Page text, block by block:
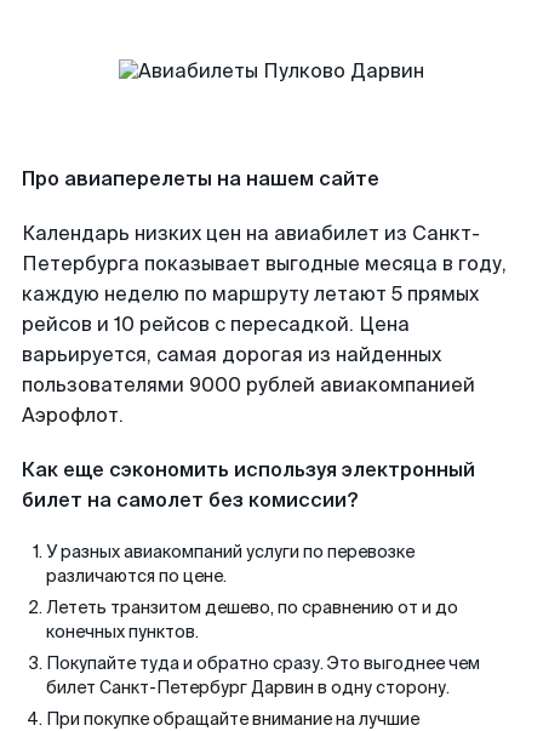
Про авиаперелеты на нашем сайте
Календарь низких цен на авиабилет из Санкт-
Петербурга показывает выгодные месяца в году,
каждую неделю по маршруту летают 5 прямых
рейсов и 10 рейсов с пересадкой. Цена
варьируется, самая дорогая из найденных
пользователями 9000 рублей авиакомпанией
Аэрофлот.
Как еще сэкономить используя электронный
билет на самолет без комиссии?
У разных авиакомпаний услуги по перевозке
различаются по цене.
Лететь транзитом дешево, по сравнению от и до
конечных пунктов.
Покупайте туда и обратно сразу. Это выгоднее чем
билет Санкт-Петербург Дарвин в одну сторону.
При покупке обращайте внимание на лучшие